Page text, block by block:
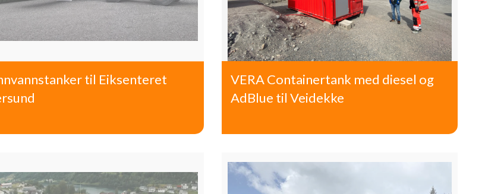
til Eiksenteret
VERA Containertank med diesel og
AdBlue til Veidekke